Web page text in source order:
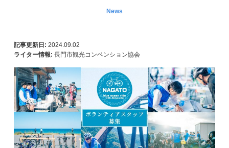
News
記事更新日: 2024.09.02
ライター情報: 長門市観光コンベンション協会